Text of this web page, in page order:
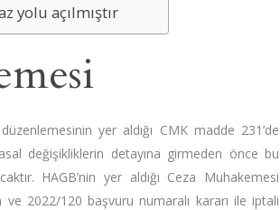
yolu açılmıştır
düzenlemesinin yer aldığı CMK madde 231’de
değişikliklerin detayına girmeden önce bu
HAGB’nin yer aldığı Ceza Muhakemesi
ve 2022/120 başvuru numaralı kararı ile iptali